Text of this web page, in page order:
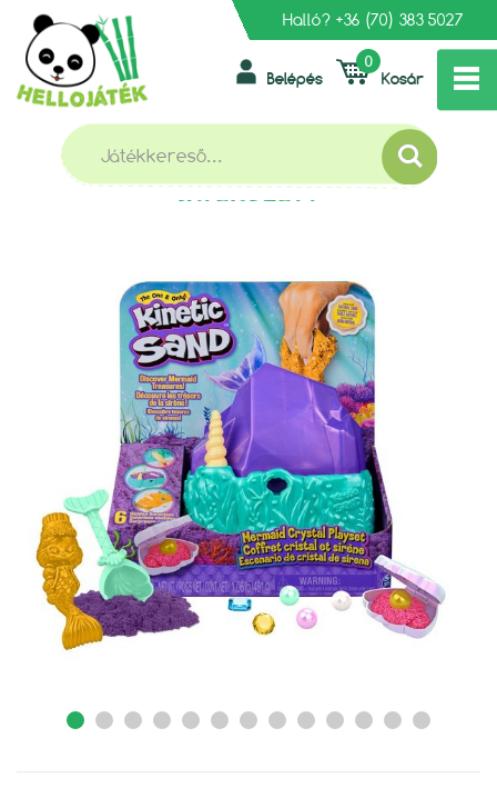
Halló? +36 (70) 383 5027
Kosár
0
Belépés
FŐOLDAL » GYURMÁK, INTELLIGENS GYURMÁK » GYURMÁK
» KINETIC SAND - KRISTÁLY SELLŐ JÁTÉKSZETT
KINETIC SAND - KRISTÁLY SELLŐ
JÁTÉKSZETT